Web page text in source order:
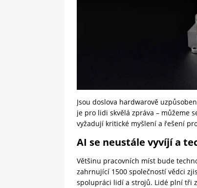
Jsou doslova hardwarově
je pro lidi skvělá zpráva – můžeme
vyžadují kritické myšlení a řešení
AI se neustále vyvíjí a
Většinu pracovních míst bude
zahrnující 1500 společností vědci
spolupráci lidí a strojů. Lidé plní tři